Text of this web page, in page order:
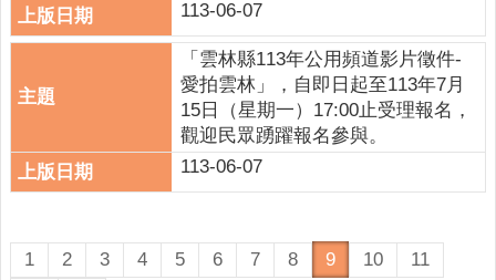
113-06-07
「雲林縣113年公用頻道影片徵件-
愛拍雲林」，自即日起至113年7月
15日（星期一）17:00止受理報名，
觀迎民眾踴躍報名參與。
113-06-07
1 2 3 4 5 6 7 8 9 10
11